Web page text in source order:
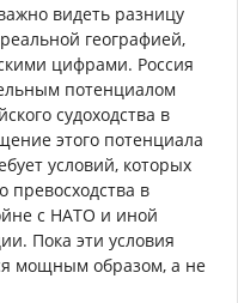
видеть разницу
географией,
цифрами. Россия
потенциалом
судоходства в
этого потенциала
условий, которых
превосходства в
с НАТО и иной
Пока эти условия
мощным образом, а не